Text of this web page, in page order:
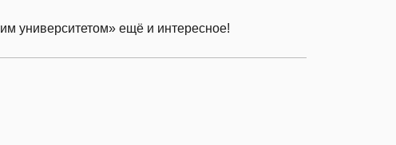
университетом» ещё и интересное!